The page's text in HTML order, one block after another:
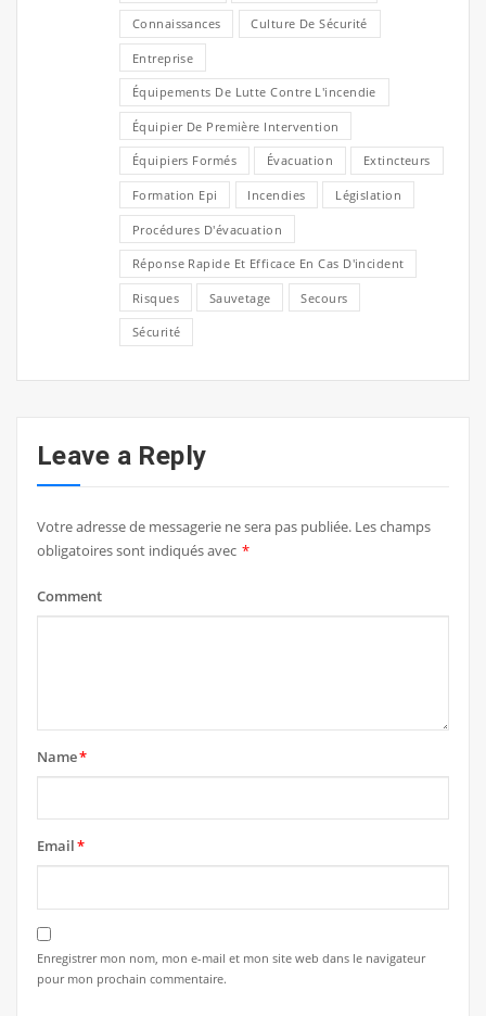
Connaissances Culture De Sécurité
Entreprise
Équipements De Lutte Contre L'incendie
Équipier De Première Intervention
Équipiers Formés Évacuation Extincteurs
Formation Epi Incendies Législation
Procédures D'évacuation
Réponse Rapide Et Efficace En Cas D'incident
Risques Sauvetage Secours
Sécurité
Leave a Reply
Votre adresse de messagerie ne sera pas publiée. Les champs
obligatoires sont indiqués avec *
Comment
Name*
Email*
Enregistrer mon nom, mon e-mail et mon site web dans le navigateur
pour mon prochain commentaire.